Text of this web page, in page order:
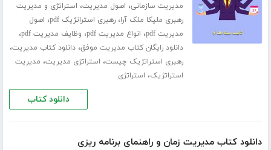
مدیریت سازمانی، اصول مدیریت، استراتژی و مدیریت
رهبری ملیکا ملک آرا،رهبری استراتژیک pdf ، اصول
مدیریت pdf
، انواع مدیریت pdf ، وظایف مدیریت pdf ،
دانلود رایگان کتاب مدیریت موفق،دانلود کتاب مدیریت،
رهبری استراتژیک چیست، استراتژی مدیریت، مدیریت
استراتژیک، استراتژی
دانلود کتاب
دانلود کتاب مدیریت زمان و راهنمای برنامه ریزی